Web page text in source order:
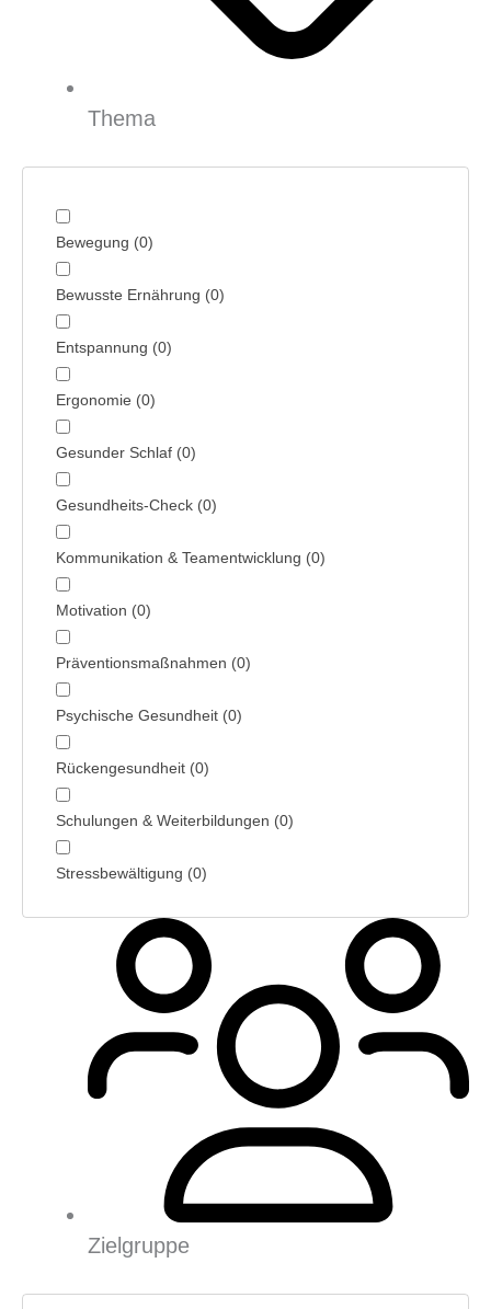
Thema
Bewegung (0)
Bewusste Ernährung (0)
Entspannung (0)
Ergonomie (0)
Gesunder Schlaf (0)
Gesundheits-Check (0)
Kommunikation & Team­entwicklung (0)
Motivation (0)
Präventions­maßnahmen (0)
Psychische Gesundheit (0)
Rückengesundheit (0)
Schulungen & Weiterbildungen (0)
Stress­bewältigung (0)
Zielgruppe